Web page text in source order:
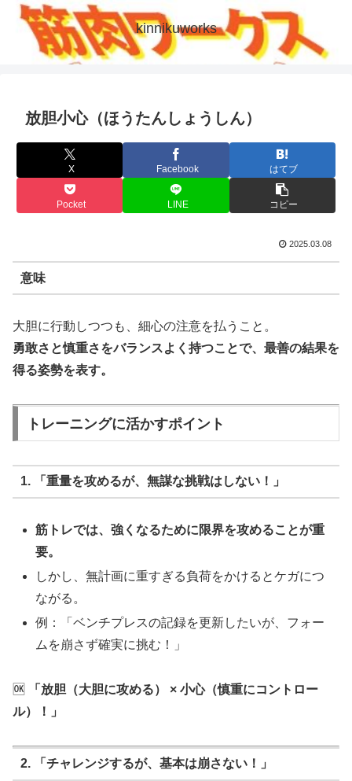
kinnikuworks
放胆小心（ほうたんしょうしん）
X Facebook はてブ
Pocket LINE コピー
2025.03.08
意味
大胆に行動しつつも、細心の注意を払うこと。
勇敢さと慎重さをバランスよく持つことで、最善の結果を
得る姿勢を表す。
トレーニングに活かすポイント
1. 「重量を攻めるが、無謀な挑戦はしない！」
筋トレでは、強くなるために限界を攻めることが重
要。
しかし、無計画に重すぎる負荷をかけるとケガにつ
ながる。
例：「ベンチプレスの記録を更新したいが、フォー
ムを崩さず確実に挑む！」
🆗
「放胆（大胆に攻める） × 小心（慎重にコントロー
ル）！」
2. 「チャレンジするが、基本は崩さない！」